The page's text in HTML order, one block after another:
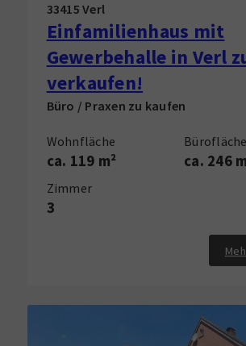
33415 Verl
Einfamilienhaus mit
Gewerbehalle in Verl
verkaufen!
Büro / Praxen zu kaufen
Wohnfläche
ca. 119 m²
Bürofläche
ca. 246
Zimmer
3